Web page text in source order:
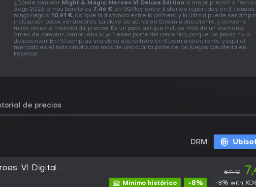
¿Dónde comprar Might & Magic: Heroes VI Deluxe Edition al mejor precio? A fecha
6 ago 2026 lo más barato es 7,46 € en G2Play, entre 3 ofertas repartidas en 3 tiendas.
rango llega a 10,91 €, así que la distancia entre la primera y la última puede ser
incluso con pocos vendedores. La clave se activa en Steam u otro cliente, y conviene
mirar antes el historial de precios. Es un pack, así que incluye más de un elemento.
Antes de comprar, comprueba si ya tienes parte del contenido, porque los packs no lo
descuentan. En PC compras una clave que activas en Steam u otro cliente, y aquí el
mercado es el más amplio, con más de una cuarta parte de los juegos con oferta en
keyshop.
de precios
DRM:
VI Digital
Connect CD Key
8,11 €
Mínimo histórico -8% -8% with